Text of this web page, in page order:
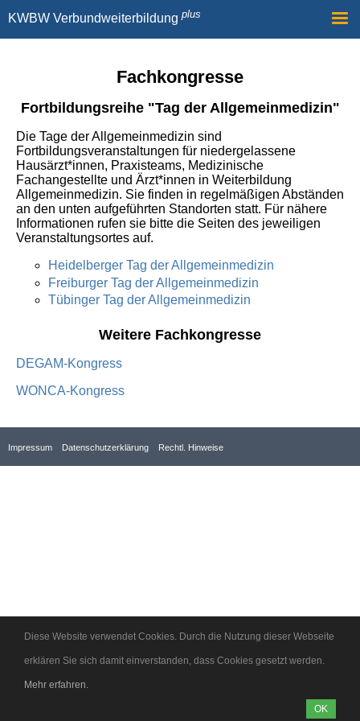
KWBW Verbundweiterbildung plus
Ärzt*innen in Weiterbildung
Kontakt
eSchoolab
Fachkongresse
Fortbildungsreihe "Tag der Allgemeinmedizin"
Die Tage der Allgemeinmedizin sind
Fortbildungsveranstaltungen für niedergelassene
Hausärzt*innen, Praxisteams, Medizinische
Fachangestellte und Ärzt*innen in Weiterbildung
Allgemeinmedizin. Sie finden in regelmäßigen Abständen
an den unten aufgeführten Standorten statt. Für nähere
Informationen rufen sie bitte die Seiten des jeweiligen
Veranstaltungsortes auf.
Heidelberger Tag der Allgemeinmedizin
Freiburger Tag der Allgemeinmedizin
Tübinger Tag der Allgemeinmedizin
Weitere Fachkongresse
DEGAM-Kongress
WONCA-Kongress
Impressum Datenschutzerklärung Rechtl. Hinweise
Diese Website verwendet Cookies. Durch die Nutzung dieser Webseite
erklären Sie sich damit einverstanden, dass Cookies gesetzt werden.
Mehr erfahren.
OK